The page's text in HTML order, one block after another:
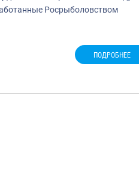
Росрыболовством
ПОДРОБНЕЕ